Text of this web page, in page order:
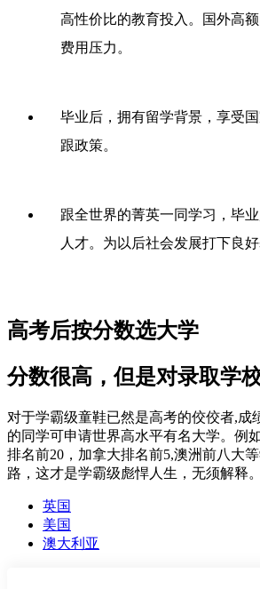
高性价比的教育投入。国外高
费用压力。
毕业后，拥有留学背景，享受
跟政策。
跟全世界的菁英一同学习，毕
人才。为以后社会发展打下良好
高考后按分数选大学
分数很高，但是对录取学
对于学霸级童鞋已然是高考的佼佼者,成
的同学可申请世界高水平有名大学。例
排名前20，加拿大排名前5,澳洲前八大
路，这才是学霸级彪悍人生，无须解释。
英国
美国
澳大利亚